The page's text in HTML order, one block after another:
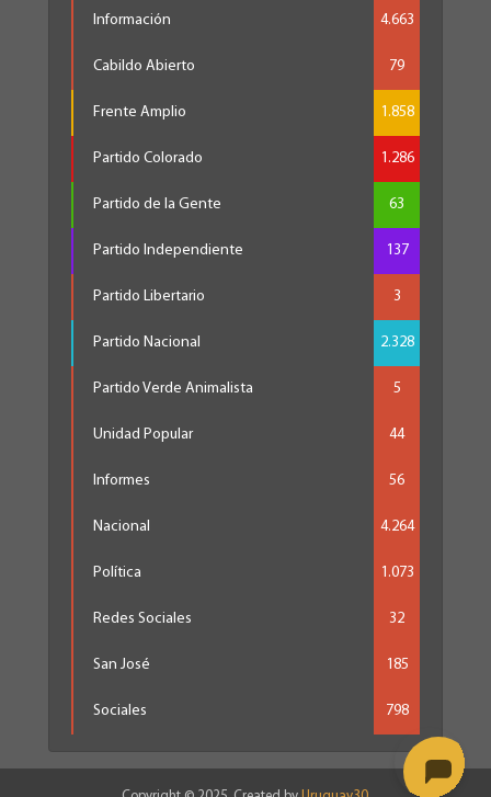
Información 4.663
Cabildo Abierto 79
Frente Amplio 1.858
Partido Colorado 1.286
Partido de la Gente 63
Partido Independiente 137
Partido Libertario 3
Partido Nacional 2.328
Partido Verde Animalista 5
Unidad Popular 44
Informes 56
Nacional 4.264
Política 1.073
Redes Sociales 32
San José 185
Sociales 798